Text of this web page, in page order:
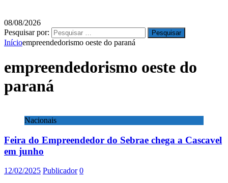
08/08/2026
Pesquisar por:
Inícioempreendedorismo oeste do paraná
empreendedorismo oeste do
paraná
Nacionais
Feira do Empreendedor do Sebrae chega a Cascavel
em junho
12/02/2025 Publicador 0